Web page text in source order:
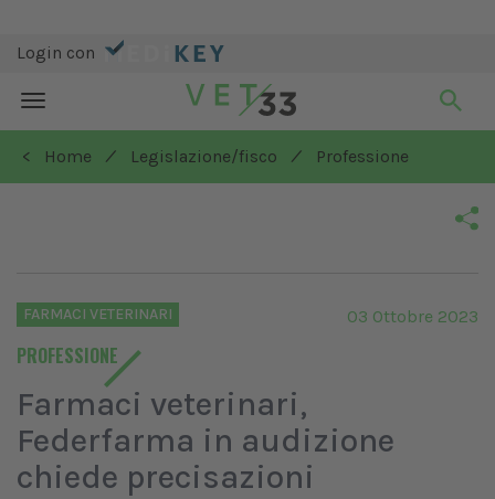
Login con
Toggle
navigation
< Home
/ Legislazione/fisco / Professione
FARMACI VETERINARI
PROFESSIONE
03 Ottobre 2023
Farmaci veterinari,
Federfarma in audizione
chiede precisazioni